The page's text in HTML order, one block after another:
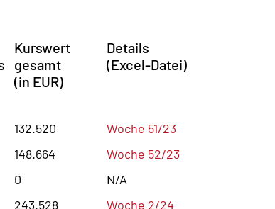
Kurs­wert
gesamt
(in EUR)
Details
(Excel-Datei)
132.520
Woche 51/23
148.664
Woche 52/23
0
N/A
243.528
Woche 2/24